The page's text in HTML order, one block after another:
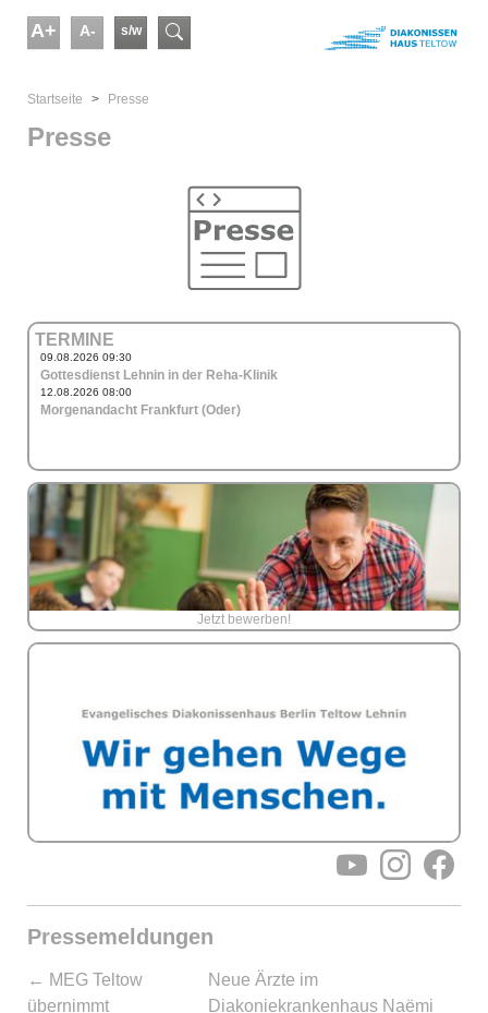
A+ A- s/w Suchformular
Startseite
Presse
Presse
TERMINE
09.08.2026 09:30
Gottesdienst Lehnin in der Reha-Klinik
12.08.2026 08:00
Morgenandacht Frankfurt (Oder)
Jetzt bewerben!
YouTubeInstagram
Pressemeldungen
← MEG Teltow
übernimmt
Neue Ärzte im
Diakoniekrankenhaus Naëmi